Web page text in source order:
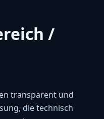
/
transparent und
die technisch